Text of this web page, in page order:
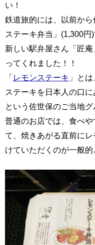
い！
鉄道旅的には、以前か
ステーキ弁当」(1,300円)
新しい駅弁屋さん「匠
ってくれました！！
「 レモンステーキ 」と
ステーキを日本人の口
という佐世保のご当地グ
普通のお店では、食べ
て、焼きあがる直前に
けていただくのが一般的